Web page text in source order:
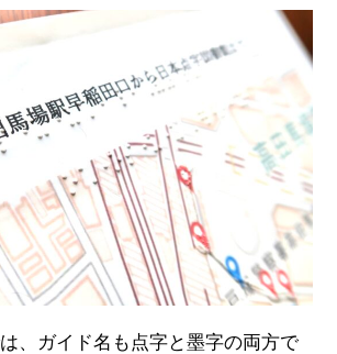
、ガイド名も点字と墨字の両方で